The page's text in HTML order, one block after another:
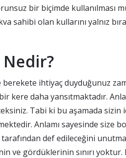
bir biçimde kullanılması
sahibi olan kullarını yalnız
Nedir?
berekete ihtiyaç duyduğunuz
kere daha yansıtmaktadır.
Tabi ki bu aşamada sizin
Anlamı sayesinde size
def edileceğini
ve gördüklerinin sınırı